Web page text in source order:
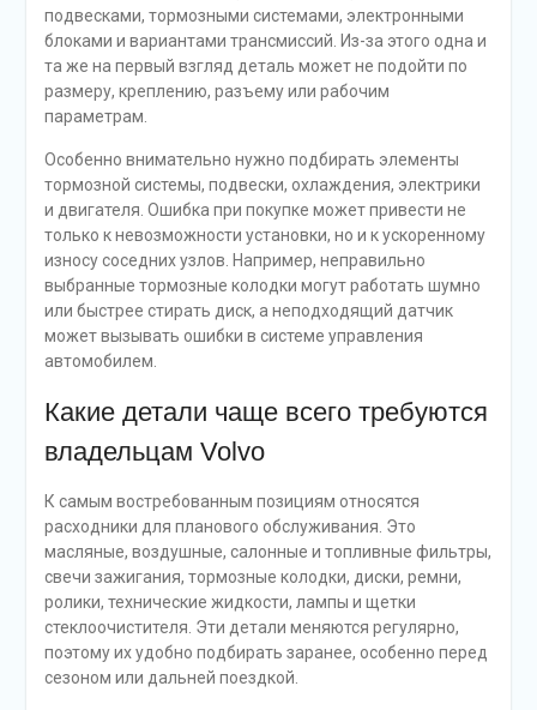
подвесками, тормозными системами, электронными
блоками и вариантами трансмиссий. Из-за этого одна и
та же на первый взгляд деталь может не подойти по
размеру, креплению, разъему или рабочим
параметрам.
Особенно внимательно нужно подбирать элементы
тормозной системы, подвески, охлаждения, электрики
и двигателя. Ошибка при покупке может привести не
только к невозможности установки, но и к ускоренному
износу соседних узлов. Например, неправильно
выбранные тормозные колодки могут работать шумно
или быстрее стирать диск, а неподходящий датчик
может вызывать ошибки в системе управления
автомобилем.
Какие детали чаще всего требуются
владельцам Volvo
К самым востребованным позициям относятся
расходники для планового обслуживания. Это
масляные, воздушные, салонные и топливные фильтры,
свечи зажигания, тормозные колодки, диски, ремни,
ролики, технические жидкости, лампы и щетки
стеклоочистителя. Эти детали меняются регулярно,
поэтому их удобно подбирать заранее, особенно перед
сезоном или дальней поездкой.